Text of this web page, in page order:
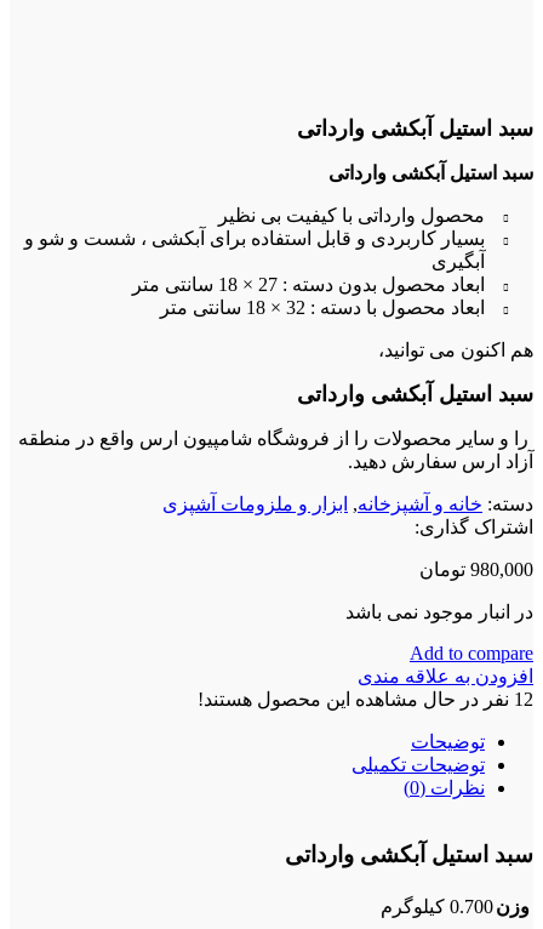
سبد استیل آبکشی وارداتی
سبد استیل آبکشی وارداتی
محصول وارداتی با کیفیت بی نظیر
بسیار کاربردی و قابل استفاده برای آبکشی ، شست و شو و
آبگیری
ابعاد محصول بدون دسته : 27 × 18 سانتی متر
ابعاد محصول با دسته : 32 × 18 سانتی متر
هم اکنون می توانید،
سبد استیل آبکشی وارداتی
را و سایر محصولات را از فروشگاه شامپیون ارس واقع در منطقه
آزاد ارس سفارش دهید.
دسته: خانه و آشپزخانه, ابزار و ملزومات آشپزی
اشتراک گذاری:
980,000 تومان
در انبار موجود نمی باشد
Add to compare
افزودن به علاقه مندی
12 نفر در حال مشاهده این محصول هستند!
توضیحات
توضیحات تکمیلی
نظرات (0)
سبد استیل آبکشی وارداتی
وزن0.700 کیلوگرم